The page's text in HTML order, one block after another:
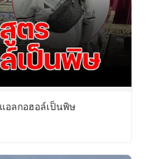
อลกอฮอล์เป็นพิษ